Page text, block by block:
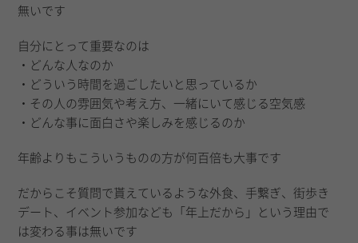
無いです
自分にとって重要なのは
・どんな人なのか
・どういう時間を過ごしたいと思っているか
・その人の雰囲気や考え方、一緒にいて感じる空気感
・どんな事に面白さや楽しみを感じるのか
年齢よりもこういうものの方が何百倍も大事です
だからこそ質問で貰えているような外食、手繋ぎ、街歩き
デート、イベント参加なども「年上だから」という理由で
は変わる事は無いです